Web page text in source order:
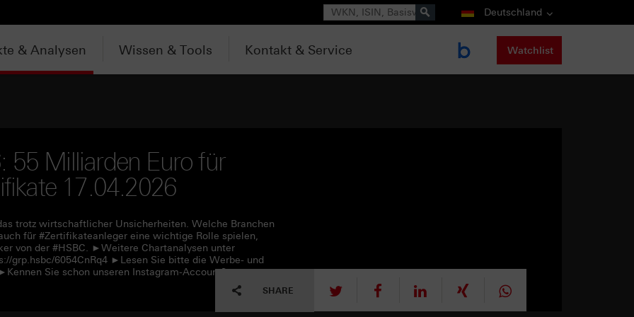
Suche Deutschland
& Analysen Wissen & Tools Kontakt & Service Watchlist
55 Milliarden Euro für
17.04.2026
trotz wirtschaftlicher Unsicherheiten. Welche Branchen
für #Zertifikateanleger eine wichtige Rolle spielen,
von der #HSBC. ►Weitere Chartanalysen unter
grp.hsbc/6054CnRq4 ►Lesen Sie bitte die Werbe- und
Sie schon unseren Instagram-Account?
SHARE tweet mitteilen